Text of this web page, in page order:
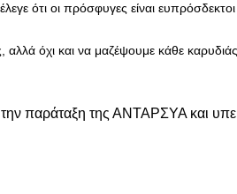
ότι οι πρόσφυγες είναι
αλλά όχι και να μαζέψουμε κάθε
παράταξη της ΑΝΤΑΡΣΥΑ και